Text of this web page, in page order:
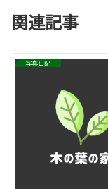
関連記事
写真日記